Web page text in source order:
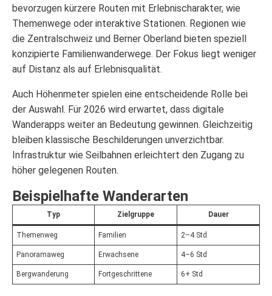
bevorzugen kürzere Routen mit Erlebnischarakter, wie
Themenwege oder interaktive Stationen. Regionen wie
die Zentralschweiz und Berner Oberland bieten speziell
konzipierte Familienwanderwege. Der Fokus liegt weniger
auf Distanz als auf Erlebnisqualität.
Auch Höhenmeter spielen eine entscheidende Rolle bei
der Auswahl. Für 2026 wird erwartet, dass digitale
Wanderapps weiter an Bedeutung gewinnen. Gleichzeitig
bleiben klassische Beschilderungen unverzichtbar.
Infrastruktur wie Seilbahnen erleichtert den Zugang zu
höher gelegenen Routen.
Beispielhafte Wanderarten
Typ Zielgruppe Dauer
Themenweg Familien 2–4 Std
Panoramaweg Erwachsene 4–6 Std
Bergwanderung Fortgeschrittene 6+ Std